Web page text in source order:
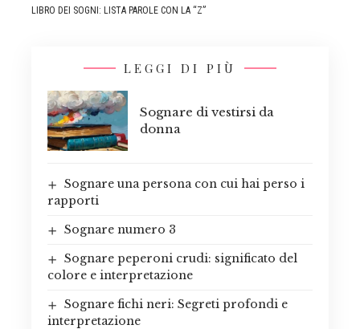
LIBRO DEI SOGNI: LISTA PAROLE CON LA “Z”
LEGGI DI PIÙ
Sognare di vestirsi da
donna
Sognare una persona con cui hai perso i
rapporti
Sognare numero 3
Sognare peperoni crudi: significato del
colore e interpretazione
Sognare fichi neri: Segreti profondi e
interpretazione